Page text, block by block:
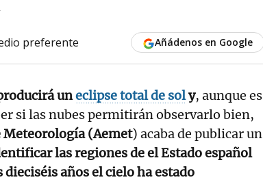
preferente Añádenos en Google
uneclipse total de soly, aunque es
si las nubes permitirán observarlo bien,
Meteorología (Aemet) acaba de publicar un
las regiones de el Estado español
años el cielo ha estado